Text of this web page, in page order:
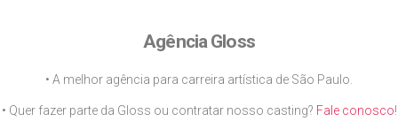
Agência Gloss
• A melhor agência para carreira artística de São Paulo.
• Quer fazer parte da Gloss ou contratar nosso casting? Fale conosco!